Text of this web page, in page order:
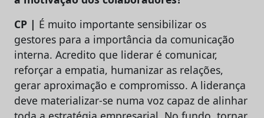
CP | É muito importante sensibilizar os
gestores para a importância da comunicação
interna. Acredito que liderar é comunicar,
reforçar a empatia, humanizar as relações,
gerar aproximação e compromisso. A liderança
deve materializar-se numa voz capaz de alinhar